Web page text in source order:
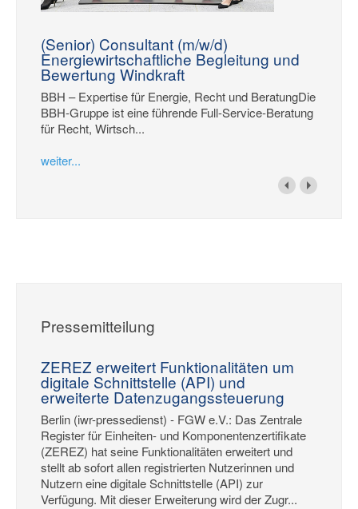
(Senior) Consultant (m/w/d)
Energiewirtschaftliche Begleitung und
Bewertung Windkraft
BBH – Expertise für Energie, Recht und BeratungDie
BBH-Gruppe ist eine führende Full-Service-Beratung
für Recht, Wirtsch...
weiter...
Pressemitteilung
ZEREZ erweitert Funktionalitäten um
digitale Schnittstelle (API) und
erweiterte Datenzugangssteuerung
Berlin (iwr-pressedienst) - FGW e.V.: Das Zentrale
Register für Einheiten- und Komponentenzertifikate
(ZEREZ) hat seine Funktionalitäten erweitert und
stellt ab sofort allen registrierten Nutzerinnen und
Nutzern eine digitale Schnittstelle (API) zur
Verfügung. Mit dieser Erweiterung wird der Zugr...